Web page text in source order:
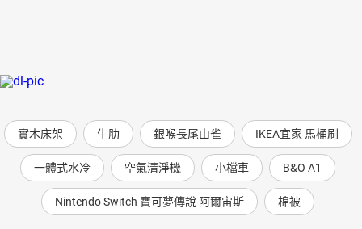
實木床架 牛肋 銀喉長尾山雀 IKEA宜家 馬桶刷
一體式水冷 空氣清淨機 小檔車 B&O A1
Nintendo Switch 寶可夢傳說 阿爾宙斯 棉被